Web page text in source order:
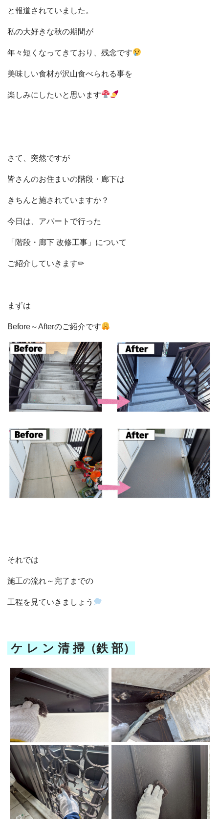
と報道されていました。
私の大好きな秋の期間が
年々短くなってきており、残念です
美味しい食材が沢山食べられる事を
楽しみにしたいと思います
さて、突然ですが
皆さんのお住まいの階段・廊下は
きちんと施されていますか？
今日は、アパートで行った
「階段・廊下 改修工事」について
ご紹介していきます✏
まずは
Before～Afterのご紹介です
それでは
施工の流れ～完了までの
工程を見ていきましょう
ケ レ ン 清 掃（鉄 部）